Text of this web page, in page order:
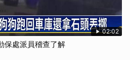
02:02
保處派員稽查了解